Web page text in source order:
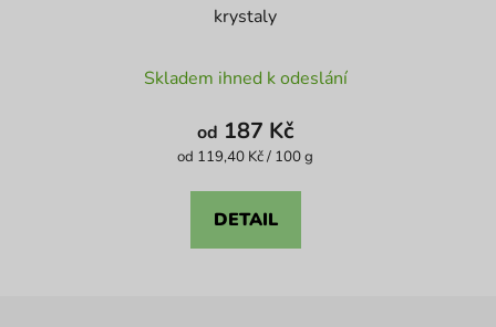
krystaly
hodnocení
produktu
je
z
Skladem ihned k odeslání
od 187 Kč
Měrná
od 119,40 Kč / 100 g
DETAIL